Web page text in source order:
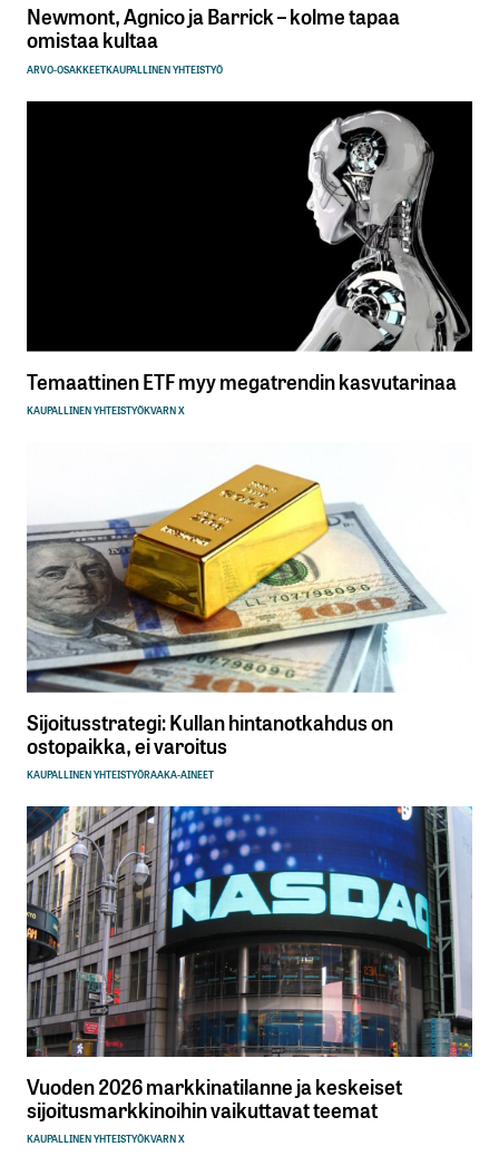
Newmont, Agnico ja Barrick – kolme tapaa
omistaa kultaa
ARVO-OSAKKEETKAUPALLINEN YHTEISTYÖ
Temaattinen ETF myy megatrendin kasvutarinaa
KAUPALLINEN YHTEISTYÖKVARN X
Sijoitusstrategi: Kullan hintanotkahdus on
ostopaikka, ei varoitus
KAUPALLINEN YHTEISTYÖRAAKA-AINEET
Vuoden 2026 markkinatilanne ja keskeiset
sijoitusmarkkinoihin vaikuttavat teemat
KAUPALLINEN YHTEISTYÖKVARN X